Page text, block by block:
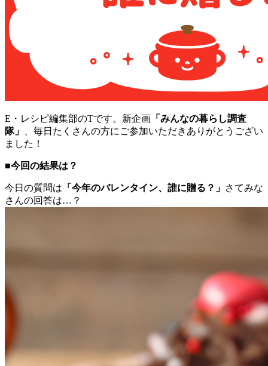
E・レシピ編集部のTです。新企画 「みんなの暮らし調査
隊」
、毎日たくさんの方にご参加いただきありがとうござい
ました！
■今回の結果は？
今日の質問は 「今年のバレンタイン、誰に贈る？」 さてみな
さんの回答は…？